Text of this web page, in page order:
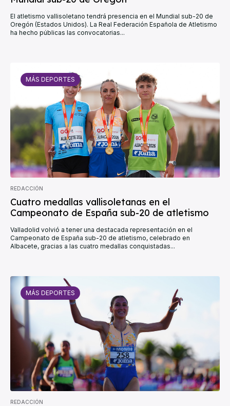
El atletismo vallisoletano tendrá presencia en el Mundial sub-20 de
Oregón (Estados Unidos). La Real Federación Española de Atletismo
ha hecho públicas las convocatorias...
MÁS DEPORTES
REDACCIÓN
Cuatro medallas vallisoletanas en el
Campeonato de España sub-20 de atletismo
Valladolid volvió a tener una destacada representación en el
Campeonato de España sub-20 de atletismo, celebrado en
Albacete, gracias a las cuatro medallas conquistadas...
MÁS DEPORTES
REDACCIÓN